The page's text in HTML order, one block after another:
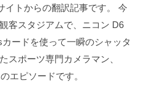
イトからの翻訳記事です。
今
客スタジアムで、ニコン D6
ードを使って一瞬のシャッタ
スポーツ専門カメラマン、
エピソードです。